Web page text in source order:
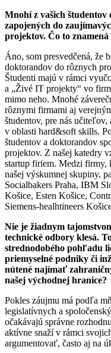
Mnohí z vašich študentov
zapojených do
projektov. Čo to
Áno, som presvedčená, že
doktorandov do rôznych
Študenti majú v rámci
a „Živé IT projekty“ vo
mimo neho. Mnohé
rôznymi firmami aj
študentov, pre nás
v oblasti hard&soft skills.
študentov a doktorandov
projektov. Z našej katedry
startup firiem. Medzi firmy,
našej výskumnej skupiny,
Socialbakers Praha, IBM
Košice, Esten Košice,
Siemens-healhtineers
Nie je žiadnym
technické odbory klesá.
strednodobého pohľadu
priemyselné podniky či
nútené najímať
našej východnej hranice?
Pokles záujmu má podľa
legislatívnych a
očakávajú správne
aktívne snaží v rámci
argumentovať, často aj na